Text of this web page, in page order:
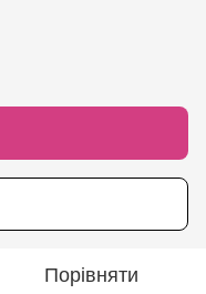
Порівняти